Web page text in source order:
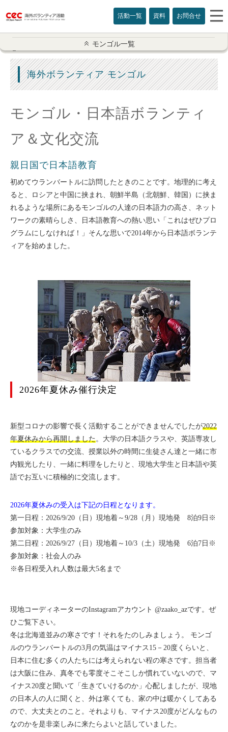
活動一覧 資料 お問合せ
ボランティア概要
日本語ボランティア＆文化交流
モンゴルプログラム情報
よくある質問
参加費用
モンゴル一覧
海外ボランティア モンゴル
モンゴル・日本語ボランティ
ア＆文化交流
親日国で日本語教育
初めてウランバートルに訪問したときのことです。地理的に考え
ると、ロシアと中国に挟まれ、朝鮮半島（北朝鮮、韓国）に挟ま
れるような場所にあるモンゴルの人達の日本語力の高さ、ネット
ワークの素晴らしさ、日本語教育への熱い思い「これはぜひプロ
グラムにしなければ！」そんな思いで2014年から日本語ボランテ
ィアを始めました。
2026年夏休み催行決定
新型コロナの影響で長く活動することができませんでしたが2022
年夏休みから再開しました。大学の日本語クラスや、英語専攻し
ているクラスでの交流、授業以外の時間に生徒さん達と一緒に市
内観光したり、一緒に料理をしたりと、現地大学生と日本語や英
語でお互いに積極的に交流します。
2026年夏休みの受入は下記の日程となります。
第一日程：2026/9/20（日）現地着～9/28（月）現地発 8泊9日※
参加対象：大学生のみ
第二日程：2026/9/27（日）現地着～10/3（土）現地発 6泊7日※
参加対象：社会人のみ
※各日程受入れ人数は最大5名まで
現地コーディネーターのInstagramアカウント @zaako_azです。ぜ
ひご覧下さい。
冬は北海道並みの寒さです！それをたのしみましょう。 モンゴ
ルのウランバートルの3月の気温はマイナス15－20度くらいと、
日本に住む多くの人たちには考えられない程の寒さです。担当者
は大阪に住み、真冬でも零度そこそこしか慣れていないので、マ
イナス20度と聞いて「生きていけるのか」心配しましたが、現地
の日本人の人に聞くと、外は寒くても、家の中は暖かくしてある
ので、大丈夫とのこと。それよりも、マイナス20度がどんなもの
なのかを是非楽しみに来たらよいと話していました。